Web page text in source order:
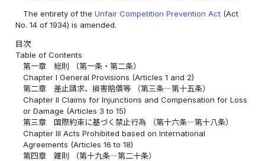
The entirety of theUnfair Competition Prevention Act (Act
No. 14 of 1934) is amended.
目次
Table of Contents
第一章 総則 （第一条・第二条）
Chapter I General Provisions (Articles 1 and 2)
第二章 差止請求、損害賠償等 （第三条―第十五条）
Chapter II Claims for Injunctions and Compensation for Loss
or Damage (Articles 3 to 15)
第三章 国際約束に基づく禁止行為 （第十六条―第十八条）
Chapter III Acts Prohibited based on International
Agreements (Articles 16 to 18)
第四章 雑則 （第十九条―第二十条）